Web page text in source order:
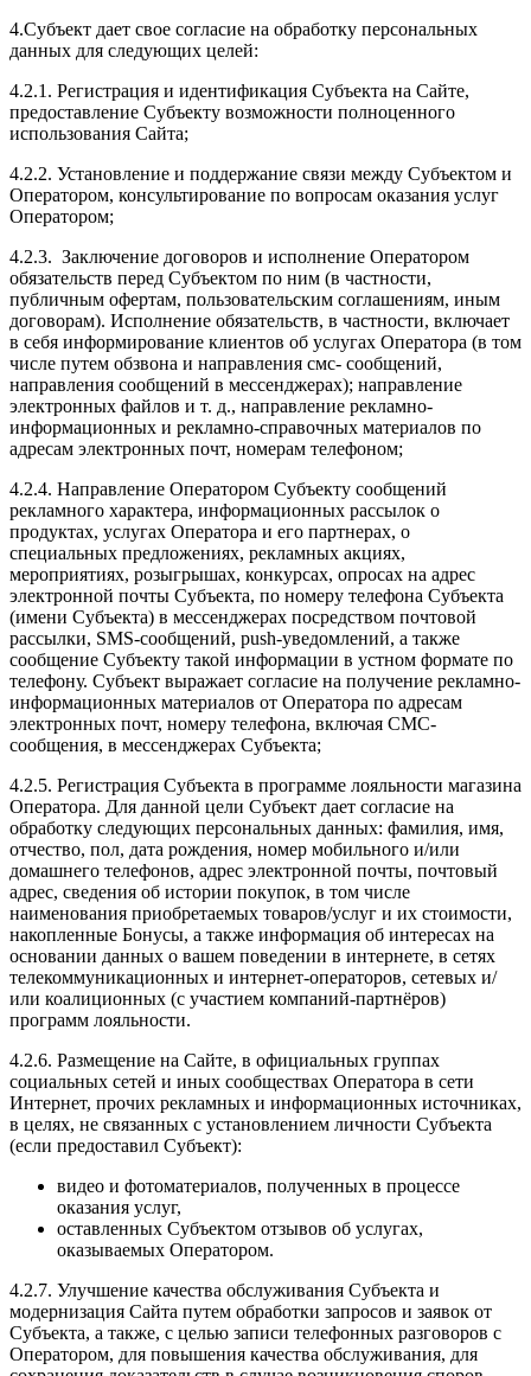
4.Субъект дает свое согласие на обработку персональных
данных для следующих целей:
4.2.1. Регистрация и идентификация Субъекта на Сайте,
предоставление Субъекту возможности полноценного
использования Сайта;
4.2.2. Установление и поддержание связи между Субъектом и
Оператором, консультирование по вопросам оказания услуг
Оператором;
4.2.3. Заключение договоров и исполнение Оператором
обязательств перед Субъектом по ним (в частности,
публичным офертам, пользовательским соглашениям, иным
договорам). Исполнение обязательств, в частности, включает
в себя информирование клиентов об услугах Оператора (в том
числе путем обзвона и направления смс- сообщений,
направления сообщений в мессенджерах); направление
электронных файлов и т. д., направление рекламно-
информационных и рекламно-справочных материалов по
адресам электронных почт, номерам телефоном;
4.2.4. Направление Оператором Субъекту сообщений
рекламного характера, информационных рассылок о
продуктах, услугах Оператора и его партнерах, о
специальных предложениях, рекламных акциях,
мероприятиях, розыгрышах, конкурсах, опросах на адрес
электронной почты Субъекта, по номеру телефона Субъекта
(имени Субъекта) в мессенджерах посредством почтовой
рассылки, SMS-сообщений, push-уведомлений, а также
сообщение Субъекту такой информации в устном формате по
телефону. Субъект выражает согласие на получение рекламно-
информационных материалов от Оператора по адресам
электронных почт, номеру телефона, включая СМС-
сообщения, в мессенджерах Субъекта;
4.2.5. Регистрация Субъекта в программе лояльности магазина
Оператора. Для данной цели Субъект дает согласие на
обработку следующих персональных данных: фамилия, имя,
отчество, пол, дата рождения, номер мобильного и/или
домашнего телефонов, адрес электронной почты, почтовый
адрес, сведения об истории покупок, в том числе
наименования приобретаемых товаров/услуг и их стоимости,
накопленные Бонусы, а также информация об интересах на
основании данных о вашем поведении в интернете, в сетях
телекоммуникационных и интернет-операторов, сетевых и/
или коалиционных (с участием компаний-партнёров)
программ лояльности.
4.2.6. Размещение на Сайте, в официальных группах
социальных сетей и иных сообществах Оператора в сети
Интернет, прочих рекламных и информационных источниках,
в целях, не связанных с установлением личности Субъекта
(если предоставил Субъект):
видео и фотоматериалов, полученных в процессе
оказания услуг,
оставленных Субъектом отзывов об услугах,
оказываемых Оператором.
4.2.7. Улучшение качества обслуживания Субъекта и
модернизация Сайта путем обработки запросов и заявок от
Субъекта, а также, с целью записи телефонных разговоров с
Оператором, для повышения качества обслуживания, для